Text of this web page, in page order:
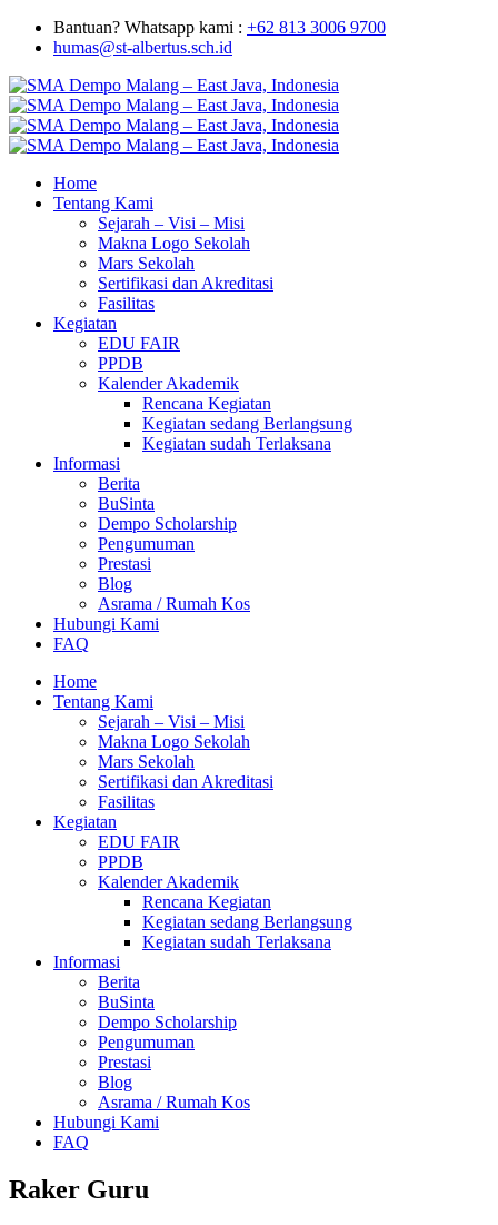
Bantuan? Whatsapp kami : +62 813 3006 9700
humas@st-albertus.sch.id
Home
Tentang Kami
Sejarah – Visi – Misi
Makna Logo Sekolah
Mars Sekolah
Sertifikasi dan Akreditasi
Fasilitas
Kegiatan
EDU FAIR
PPDB
Kalender Akademik
Rencana Kegiatan
Kegiatan sedang Berlangsung
Kegiatan sudah Terlaksana
Informasi
Berita
BuSinta
Dempo Scholarship
Pengumuman
Prestasi
Blog
Asrama / Rumah Kos
Hubungi Kami
FAQ
Home
Tentang Kami
Sejarah – Visi – Misi
Makna Logo Sekolah
Mars Sekolah
Sertifikasi dan Akreditasi
Fasilitas
Kegiatan
EDU FAIR
PPDB
Kalender Akademik
Rencana Kegiatan
Kegiatan sedang Berlangsung
Kegiatan sudah Terlaksana
Informasi
Berita
BuSinta
Dempo Scholarship
Pengumuman
Prestasi
Blog
Asrama / Rumah Kos
Hubungi Kami
FAQ
Raker Guru